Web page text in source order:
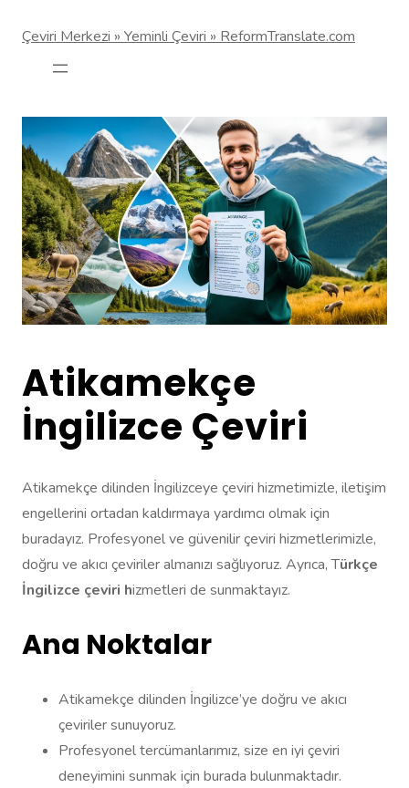
Çeviri Merkezi » Yeminli Çeviri » ReformTranslate.com
Atikamekçe
İngilizce Çeviri
Atikamekçe dilinden İngilizceye çeviri hizmetimizle, iletişim
engellerini ortadan kaldırmaya yardımcı olmak için
buradayız. Profesyonel ve güvenilir çeviri hizmetlerimizle,
doğru ve akıcı çeviriler almanızı sağlıyoruz. Ayrıca, Türkçe
İngilizce çeviri hizmetleri de sunmaktayız.
Ana Noktalar
Atikamekçe dilinden İngilizce’ye doğru ve akıcı
çeviriler sunuyoruz.
Profesyonel tercümanlarımız, size en iyi çeviri
deneyimini sunmak için burada bulunmaktadır.